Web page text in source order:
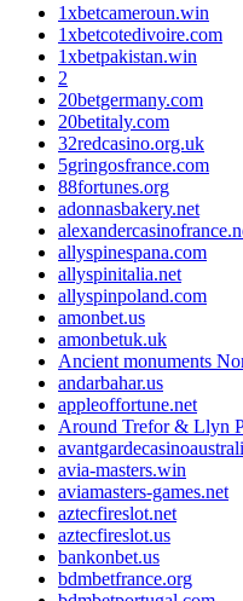
1xbetcameroun.win
1xbetcotedivoire.com
1xbetpakistan.win
2
20betgermany.com
20betitaly.com
32redcasino.org.uk
5gringosfrance.com
88fortunes.org
adonnasbakery.net
allyspinespana.com
allyspinitalia.net
allyspinpoland.com
amonbet.us
amonbetuk.uk
Ancient monuments
andarbahar.us
appleoffortune.net
Around Trefor & Llyn
avia-masters.win
aviamasters-games.net
aztecfireslot.net
aztecfireslot.us
bankonbet.us
bdmbetfrance.org